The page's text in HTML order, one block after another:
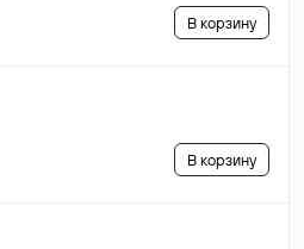
В корзину
В корзину